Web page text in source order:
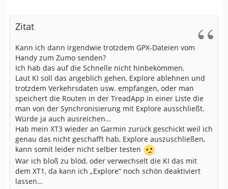
Zitat
Kann ich dann irgendwie trotzdem GPX-Dateien vom
Handy zum Zumo senden?
Ich hab das auf die Schnelle nicht hinbekommen.
Laut KI soll das angeblich gehen, Explore ablehnen und
trotzdem Verkehrsdaten usw. empfangen, oder man
speichert die Routen in der TreadApp in einer Liste die
man von der Synchronisierung mit Explore ausschließt.
Würde ja auch ausreichen…
Hab mein XT3 wieder an Garmin zurück geschickt weil ich
genau das nicht geschafft hab, Explore auszuschließen,
kann somit leider nicht selber testen
War ich bloß zu blöd, oder verwechselt die KI das mit
dem XT1, da kann ich „Explore“ noch schön deaktiviert
lassen…